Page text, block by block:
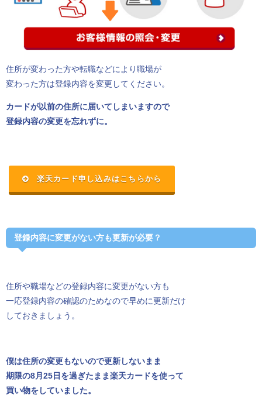
住所が変わった方や転職などにより職場が
変わった方は登録内容を変更してください。
カードが以前の住所に届いてしまいますので
登録内容の変更を忘れずに。
楽天カード申し込みはこちらから
登録内容に変更がない方も更新が必要？
住所や職場などの登録内容に変更がない方も
一応登録内容の確認のためなので早めに更新だけ
しておきましょう。
僕は住所の変更もないので更新しないまま
期限の8月25日を過ぎたまま楽天カードを使って
買い物をしていました。